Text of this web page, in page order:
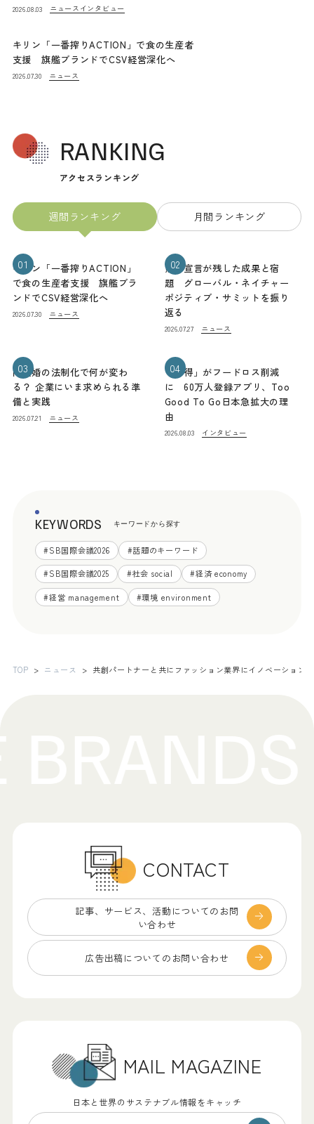
2026.08.03 ニュース インタビュー
キリン「一番搾りACTION」で食の生産者
支援 旗艦ブランドでCSV経営深化へ
2026.07.30 ニュース
RANKING
アクセスランキング
週間ランキング 月間ランキング
01
キリン「一番搾りACTION」
で食の生産者支援 旗艦ブラ
ンドでCSV経営深化へ
2026.07.30 ニュース
02
熊本宣言が残した成果と宿
題 グローバル・ネイチャー
ポジティブ・サミットを振り
返る
2026.07.27 ニュース
03
同性婚の法制化で何が変わ
る？ 企業にいま求められる準
備と実践
2026.07.21 ニュース
04
「お得」がフードロス削減
に 60万人登録アプリ、Too
Good To Go日本急拡大の理
由
2026.08.03 インタビュー
KEYWORDS キーワードから探す
#SB国際会議2026 #話題のキーワード
#SB国際会議2025 #社会 social #経済 economy
#経営 management #環境 environment
TOP ニュース 共創パートナーと共にファッション業界にイノベーショ
CONTACT
記事、サービス、 活動についてのお問
い合わせ
広告出稿についての お問い合わせ
MAIL MAGAZINE
日本と世界のサステナブル情報をキャッチ